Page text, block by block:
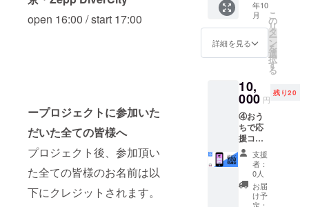
open 16:00 / start 17:00
ープロジェクトに参加いた
だいた全ての皆様へ
プロジェクト後、参加頂い
た全ての皆様のお名前は以
下にクレジットされます。
載ない
場合
は、お
申し込
み時の
お名前
ジット
させて
頂きま
す。
ベント
は実施
致しま
支援金
の払い
致しか
ねます
ので予
めご了
承くだ
さい。 -
-申込時
のお願
い-- ※備
考欄に
クレ
ジット
すが
不要」
と記載
載ない
場合
は、お
申し込
み時の
お名前
でクレ
ジット
させて
頂きま
す。
いま
す。 ※
データ
はメー
ます。 -
-申込時
のお願
い-- ※備
考欄に
クレ
ジット
で載せ
る名前
を入れ
てくだ
す。
【ZOO
M特典
会日
2021/10
19:30-
21:00
内で調
整 --注
意事
項・補
足--
※ZOOM
特典会
URL
は、
日お送
りしま
す。 ・
ZOOM
は各2分
（接続
出来て
を行い
ます。
・当日
撮った
写メに
宛名を
入れて
メール
ZOOM
特典会
・ゆる
める
モ！メ
らのお
礼メッ
セージ
送信(写
真デー
タ付き)
・Zepp
公演の
アーカ
イブ映
像デー
年10
月
詳細を見る
こ
の
リ
タ
ー
ン
を
選
択
す
る
10,
000 円
残り20
④おう
ちで応
援コー
ス：
Zepp
アーカ
イブ映
像＋
［ねる
支援
者：
0人
お届
け予